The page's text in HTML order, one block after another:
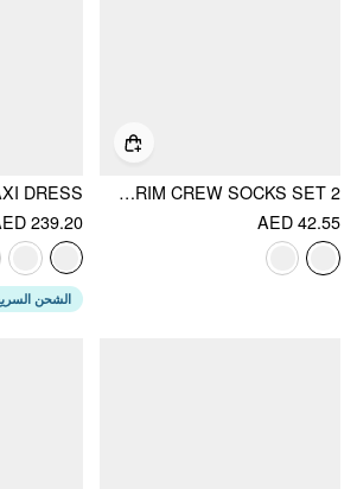
2 PAIRS BOWKNOT & LACE TRIM CREW SOCKS SET
AED 42.55
239.20
الشحن